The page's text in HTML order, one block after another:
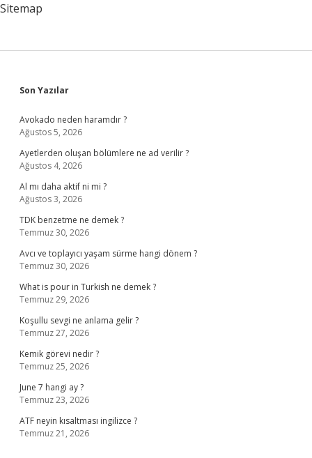
Sitemap
Sidebar
Son Yazılar
Avokado neden haramdır ?
Ağustos 5, 2026
Ayetlerden oluşan bölümlere ne ad verilir ?
Ağustos 4, 2026
Al mı daha aktif ni mi ?
Ağustos 3, 2026
TDK benzetme ne demek ?
Temmuz 30, 2026
Avcı ve toplayıcı yaşam sürme hangi dönem ?
Temmuz 30, 2026
What is pour in Turkish ne demek ?
Temmuz 29, 2026
Koşullu sevgi ne anlama gelir ?
Temmuz 27, 2026
Kemik görevi nedir ?
Temmuz 25, 2026
June 7 hangi ay ?
Temmuz 23, 2026
ATF neyin kısaltması ingilizce ?
Temmuz 21, 2026